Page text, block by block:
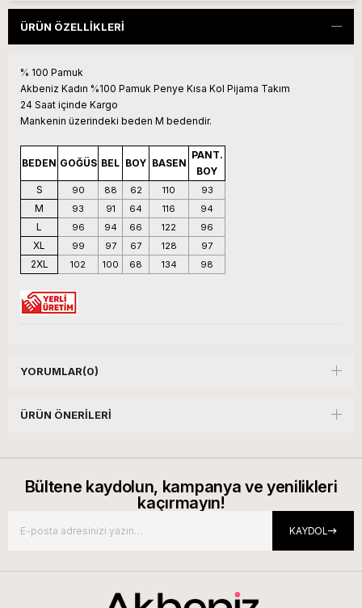
ÜRÜN ÖZELLIKLERI
% 100 Pamuk
Akbeniz Kadın %100 Pamuk Penye Kısa Kol Pijama Takım
24 Saat içinde Kargo
Mankenin üzerindeki beden M bedendir.
BEDEN GOĞÜS BEL BOY BASEN
PANT.
BOY
S
90 88 62 110 93
M 93 91 64 116 94
L 96 94 66 122 96
XL 99 97 67 128 97
2XL 102 100 68 134 98
YORUMLAR(0)
ÜRÜN ÖNERILERI
Bültene kaydolun, kampanya ve yenilikleri
kaçırmayın!
KAYDOL